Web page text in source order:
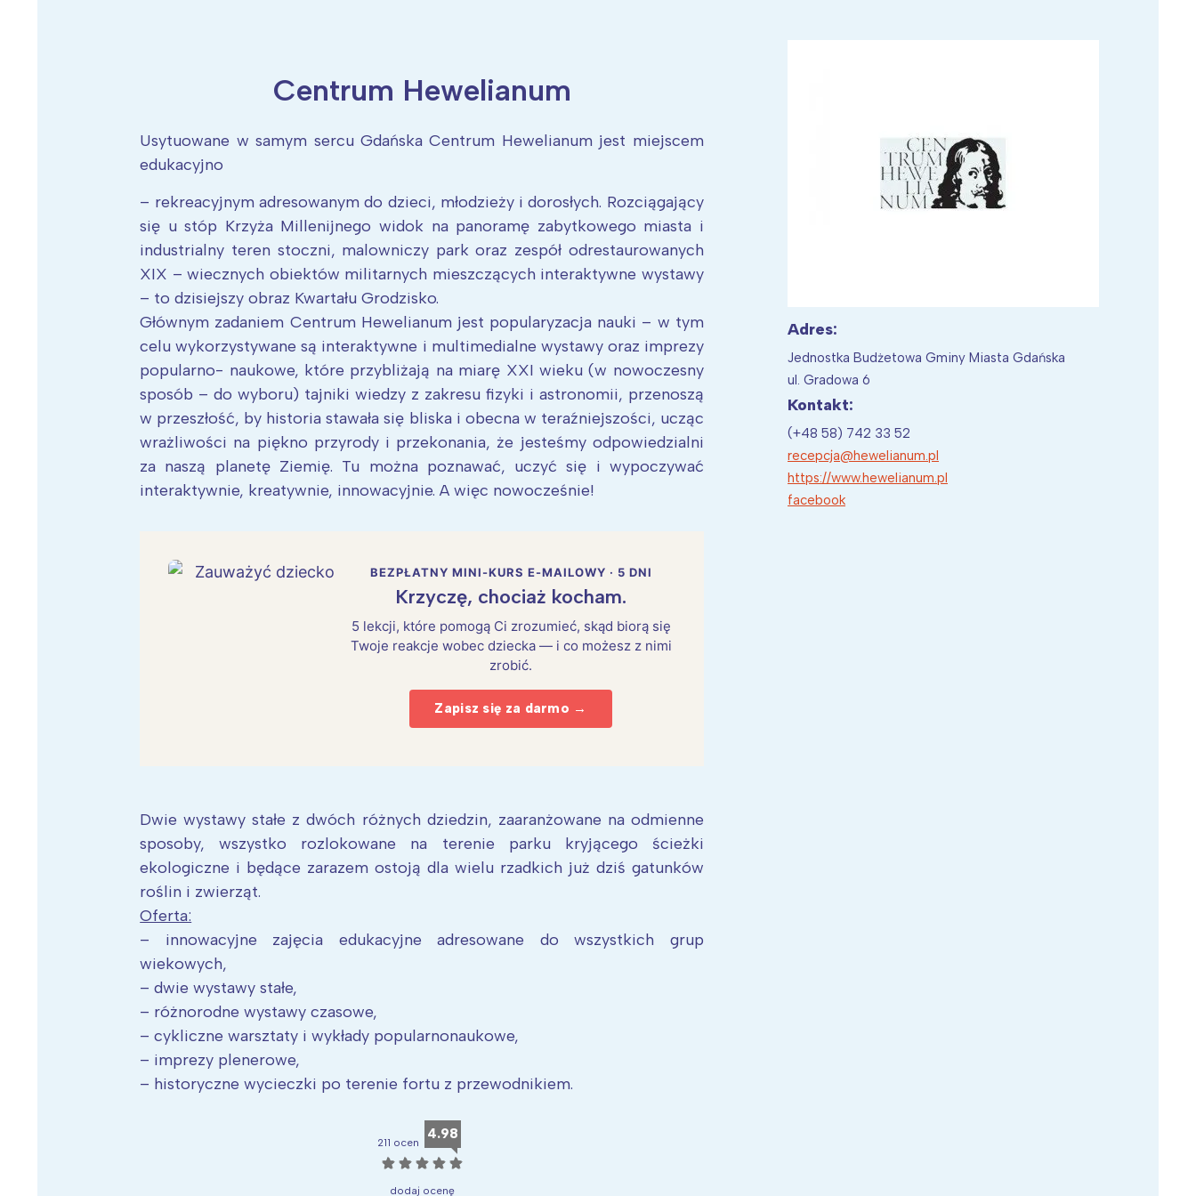
Kwitnąca wiśnia i jej płatki
Centrum Hewelianum
Usytuowane w samym sercu Gdańska Centrum Hewelianum jest miejscem
edukacyjno
– rekreacyjnym adresowanym do dzieci, młodzieży i dorosłych. Rozciągający
się u stóp Krzyża Millenijnego widok na panoramę zabytkowego miasta i
industrialny teren stoczni, malowniczy park oraz zespół odrestaurowanych
XIX – wiecznych obiektów militarnych mieszczących interaktywne wystawy
– to dzisiejszy obraz Kwartału Grodzisko.
Głównym zadaniem Centrum Hewelianum jest popularyzacja nauki – w tym
celu wykorzystywane są interaktywne i multimedialne wystawy oraz imprezy
popularno- naukowe, które przybliżają na miarę XXI wieku (w nowoczesny
sposób – do wyboru) tajniki wiedzy z zakresu fizyki i astronomii, przenoszą
w przeszłość, by historia stawała się bliska i obecna w teraźniejszości, ucząc
wrażliwości na piękno przyrody i przekonania, że jesteśmy odpowiedzialni
za naszą planetę Ziemię. Tu można poznawać, uczyć się i wypoczywać
interaktywnie, kreatywnie, innowacyjnie. A więc nowocześnie!
BEZPŁATNY MINI-KURS E-MAILOWY · 5 DNI
Krzyczę, chociaż kocham.
5 lekcji, które pomogą Ci zrozumieć, skąd biorą się
Twoje reakcje wobec dziecka — i co możesz z nimi
zrobić.
Zapisz się za darmo →
Dwie wystawy stałe z dwóch różnych dziedzin, zaaranżowane na odmienne
sposoby, wszystko rozlokowane na terenie parku kryjącego ścieżki
ekologiczne i będące zarazem ostoją dla wielu rzadkich już dziś gatunków
roślin i zwierząt.
Oferta:
– innowacyjne zajęcia edukacyjne adresowane do wszystkich grup
wiekowych,
– dwie wystawy stałe,
– różnorodne wystawy czasowe,
– cykliczne warsztaty i wykłady popularnonaukowe,
– imprezy plenerowe,
– historyczne wycieczki po terenie fortu z przewodnikiem.
211 ocen
4.98
☆ ☆ ☆ ☆ ☆
dodaj ocenę
Adres:
Jednostka Budżetowa Gminy Miasta Gdańska
ul. Gradowa 6
Kontakt:
(+48 58) 742 33 52
recepcja@hewelianum.pl
https://www.hewelianum.pl
facebook